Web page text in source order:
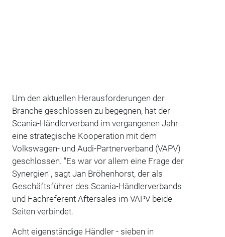
Um den aktuellen Herausforderungen der
Branche geschlossen zu begegnen, hat der
Scania-Händlerverband im vergangenen Jahr
eine strategische Kooperation mit dem
Volkswagen- und Audi-Partnerverband (VAPV)
geschlossen. "Es war vor allem eine Frage der
Synergien", sagt Jan Bröhenhorst, der als
Geschäftsführer des Scania-Händlerverbands
und Fachreferent Aftersales im VAPV beide
Seiten verbindet.
Acht eigenständige Händler - sieben in